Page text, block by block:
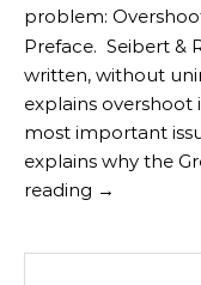
problem:
Preface. Seibert &
written, without
explains overshoot
most important
explains why the
reading →